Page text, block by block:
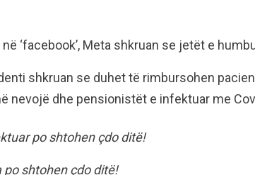
‘facebook’, Meta shkruan se jetët e
shkruan se duhet të rimbursohen
nevojë dhe pensionistët e infektuar me
po shtohen çdo ditë!
shtohen çdo ditë!